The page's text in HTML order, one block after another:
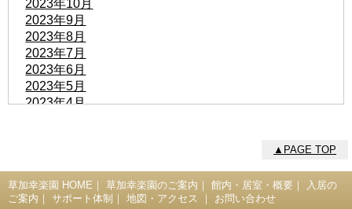
2023年10月
2023年9月
2023年8月
2023年7月
2023年6月
2023年5月
2023年4月
2022年12月
2022年11月
2022年10月
▲PAGE TOP
草加幸楽園 HOME ｜ 草加幸楽園のご案内 ｜ 館内・居室・概要 ｜
入居の
ご案内 ｜ サポート体制 ｜ 地図・アクセス ｜ お問い合わせ